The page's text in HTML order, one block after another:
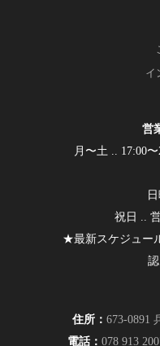
イ
営
月〜土 .. 17:00
祝日 ..
★最新スケジュー
住所： 673-0891
電話： 078 913